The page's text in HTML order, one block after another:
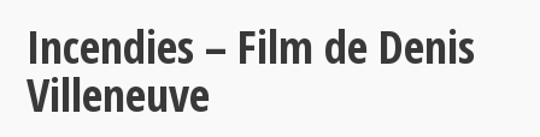
Incendies – Film de Denis
Villeneuve